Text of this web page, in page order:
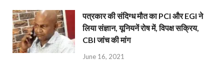
पत्रकार की संदिग्ध मौत का PCI और EGI ने
लिया संज्ञान, यूनियनें रोष में, विपक्ष सक्रिय,
CBI जांच की मांग
June 16, 2021